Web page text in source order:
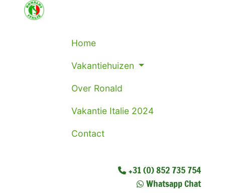
Home
Vakantiehuizen
Over Ronald
Vakantie Italie 2024
Contact
+31 (0) 852 735 754
Whatsapp Chat